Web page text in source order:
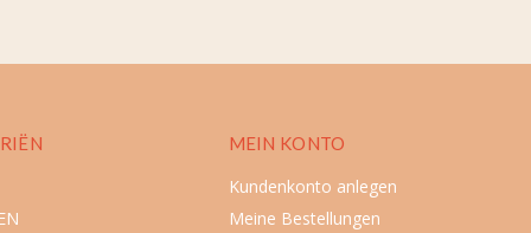
MEIN KONTO
Kundenkonto anlegen
Meine Bestellungen